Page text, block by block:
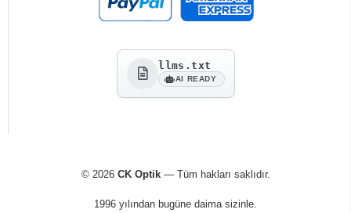
llms.txt
AI READY
© 2026 CK Optik— Tüm hakları saklıdır.
1996 yılından bugüne daima sizinle.